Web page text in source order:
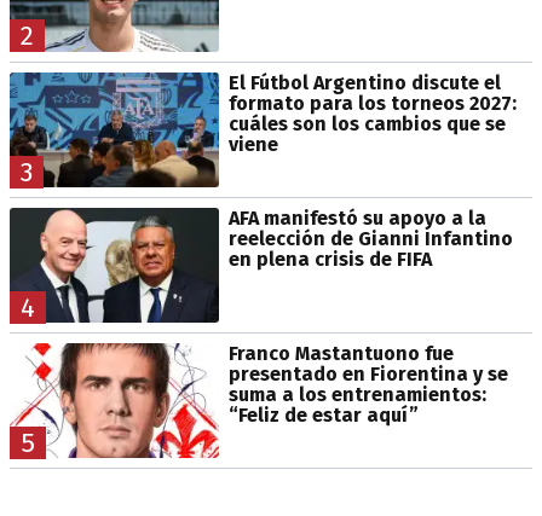
2
3
El Fútbol Argentino discute el
formato para los torneos 2027:
cuáles son los cambios que se
viene
4
AFA manifestó su apoyo a la
reelección de Gianni Infantino
en plena crisis de FIFA
5
Franco Mastantuono fue
presentado en Fiorentina y se
suma a los entrenamientos:
“Feliz de estar aquí”